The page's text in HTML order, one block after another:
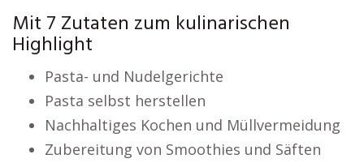
Mit 7 Zutaten zum kulinarischen
Highlight
Pasta- und Nudelgerichte
Pasta selbst herstellen
Nachhaltiges Kochen und Müllvermeidung
Zubereitung von Smoothies und Säften